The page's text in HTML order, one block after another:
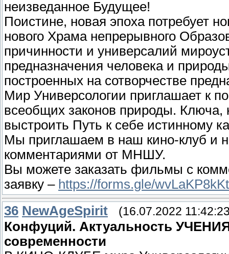
неизведанное Будущее!
Поистине, новая эпоха потребует
нового Храма непрерывного
причинности и универсалий
предназначения человека и
построенных на сотворчестве
Мир Универсологии приглашает к
всеобщих законов природы.
выстроить Путь к себе истинному
Мы приглашаем в наш кино-клуб и
комментариями от МНШУ.
Вы можете заказать фильмы с
заявку – https://forms.gle/
36 NewAgeSpirit (16.07.2022
Конфуций. Актуальность
современности